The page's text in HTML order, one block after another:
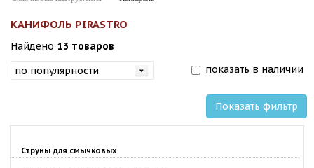
КАНИФОЛЬ PIRASTRO
Найдено 13 товаров
показать в наличии
Показать фильтр
Струны для смычковых